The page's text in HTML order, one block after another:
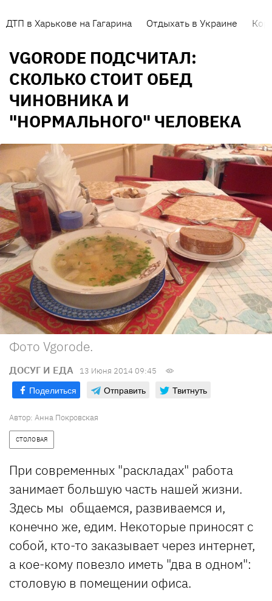
ДТП в Харькове на Гагарина Отдыхать в Украине
VGORODE ПОДСЧИТАЛ:
СКОЛЬКО СТОИТ ОБЕД
ЧИНОВНИКА И
"НОРМАЛЬНОГО" ЧЕЛОВЕКА
Фото Vgorode.
ДОСУГ И ЕДА 13 Июня 2014 09:45
Поделиться Отправить Твитнуть
Автор: Анна Покровская
СТОЛОВАЯ
При современных "раскладах" работа
занимает большую часть нашей жизни.
Здесь мы общаемся, развиваемся и,
конечно же, едим. Некоторые приносят с
собой, кто-то заказывает через интернет,
а кое-кому повезло иметь "два в одном":
столовую в помещении офиса.